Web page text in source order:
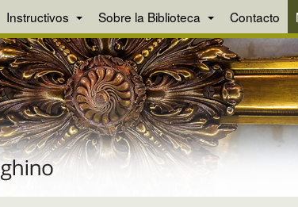
Instructivos Sobre la Biblioteca Contacto